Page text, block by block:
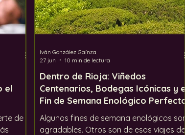
el
de
Dentro de Rioja: Viñedos
Centenarios, Bodegas Icónicas y el
Fin de Semana Enológico Perfecto
Algunos fines de semana enológicos son
agradables. Otros son de esos viajes de
Iván González Gaínza
27 jun
10 min de lectura